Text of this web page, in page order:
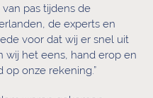
pas tijdens de
de experts en
voor dat wij er snel uit
wij het eens, hand erop en
onze rekening.”